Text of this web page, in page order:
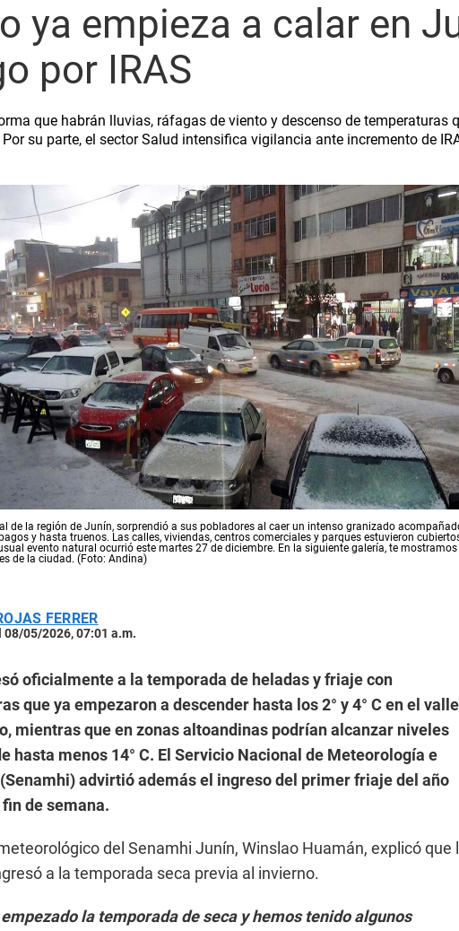
ya empieza a calar en
por IRAS
que habrán lluvias, ráfagas de viento y descenso de temperaturas
su parte, el sector Salud intensifica vigilancia ante incremento de
de la región de Junín, sorprendió a sus pobladores al caer un intenso granizado
y hasta truenos. Las calles, viviendas, centros comerciales y parques estuvieron
evento natural ocurrió este martes 27 de diciembre. En la siguiente galería, te mostramos
de la ciudad. (Foto: Andina)
FERRER
05/2026, 07:01 a.m.
oficialmente a la temporada de heladas y friaje con
que ya empezaron a descender hasta los 2° y 4° C en el valle
mientras que en zonas altoandinas podrían alcanzar niveles
hasta menos 14° C. El Servicio Nacional de Meteorología e
advirtió además el ingreso del primer friaje del año
de semana.
del Senamhi Junín, Winslao Huamán, explicó que
a la temporada seca previa al invierno.
empezado la temporada de seca y hemos tenido algunos